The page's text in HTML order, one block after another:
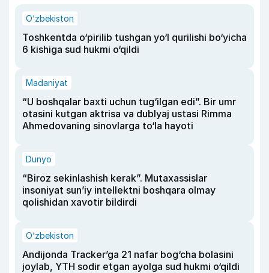
O‘zbekiston
Toshkentda o‘pirilib tushgan yo‘l qurilishi bo‘yicha
6 kishiga sud hukmi o‘qildi
Madaniyat
“U boshqalar baxti uchun tug‘ilgan edi”. Bir umr
otasini kutgan aktrisa va dublyaj ustasi Rimma
Ahmedovaning sinovlarga to‘la hayoti
Dunyo
“Biroz sekinlashish kerak”. Mutaxassislar
insoniyat sun’iy intellektni boshqara olmay
qolishidan xavotir bildirdi
O‘zbekiston
Andijonda Tracker’ga 21 nafar bog‘cha bolasini
joylab, YTH sodir etgan ayolga sud hukmi o‘qildi